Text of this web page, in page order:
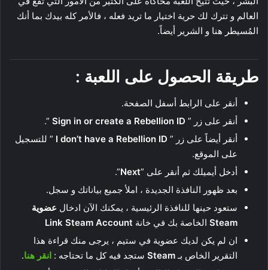
العالم و تترك لك حرية اختيار ما تريد فعله ، فالأمر كله بيدك بما أنك
المُسيطر هنا و الشرير أيضاً.
طريقة الحصول على اللعبة :
أنقر على الرابط أسفل الصفحة.
أنقر على زر ” Sign in or create a Rebellion ID
”.
أنقر أيضاً على زر ” I don’t have a Rebellion ID ” للتسجيل
على الموقع.
أدخل أيميلك ثم أنقر على ”Next
”.
بعد ظهور النافذة الجديدة ، املأ جميع بياناتك و سجل.
ستعود حينها للنافذة الرئيسية ، يمكنك الآن ادخال عضوية
Steam الخاصة بك في خانة Link Steam Account
ان لم يكن لديك عضوية في ستيم ، يرجى منك قراءة هذا
التقرير الخاص بـSteam ستجد فيه كل ما تحتاجه : انقر هنا.